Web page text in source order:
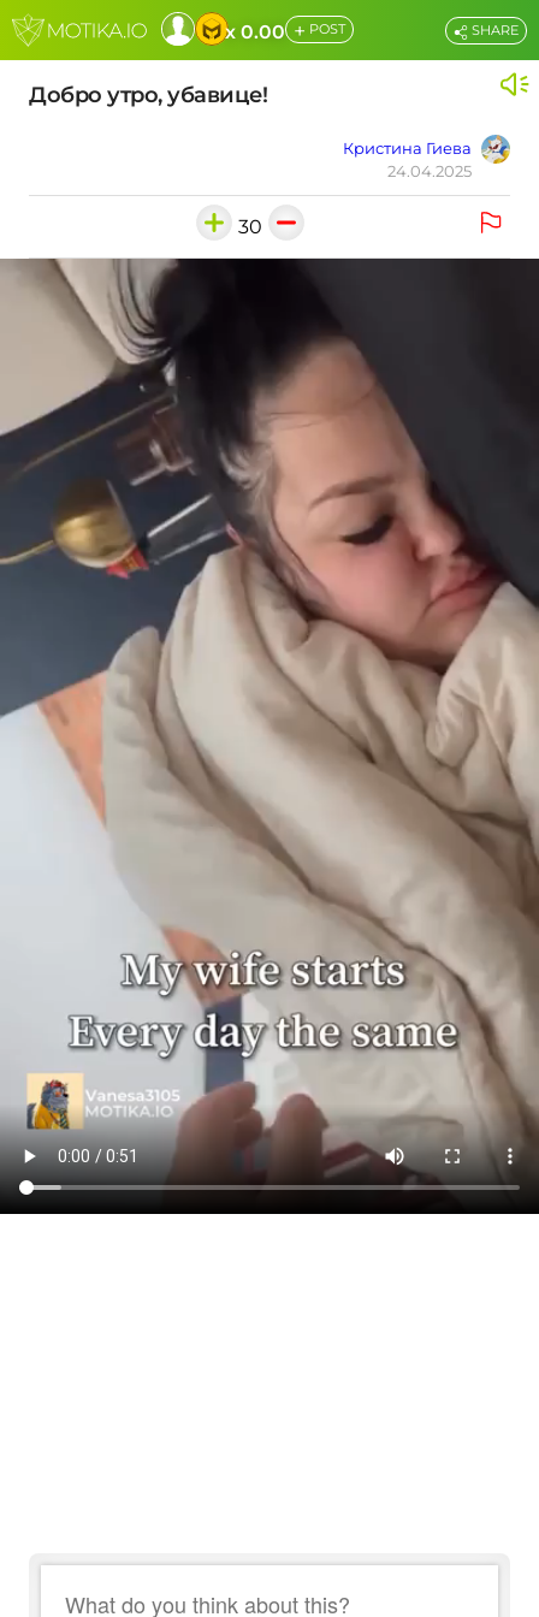
x 0.00 + POST
Добро утро, убавице!
Кристина Гиева
24.04.2025
SHARE
30